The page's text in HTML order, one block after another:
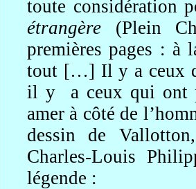
toute considération
étrangère (Plein
premièrespages : à
tout […] Il y a ceux
il y
a ceux qui ont
amer à côté de
dessin de
Charles-Louis
légende :